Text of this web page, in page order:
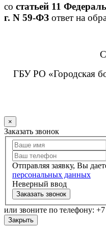
со статьей 11
г. N 59-ФЗ ответ на
ГБУ РО «Городская
×
Заказать звонок
Отправляя заявку, Вы
персональных данных
Неверный ввод
Заказать звонок
или звоните по телефону:
Закрыть